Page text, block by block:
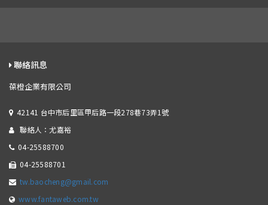
聯絡訊息
葆橙企業有限公司
42141 台中市后里區甲后路一段278巷73弄1號
聯絡人：尤嘉裕
04-25588700
04-25588701
tw.baocheng@gmail.com
www.fantaweb.com.tw